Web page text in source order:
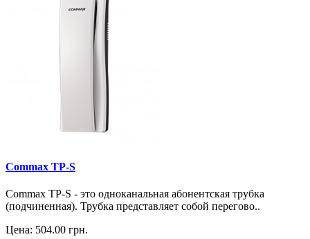
Commax TP-S
Commax TP-S - это одноканальная абонентская трубка
(подчиненная). Трубка представляет собой перегово..
Цена: 504.00 грн.